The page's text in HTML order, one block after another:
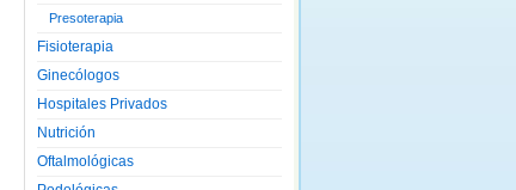
Presoterapia
Fisioterapia
Ginecólogos
Hospitales Privados
Nutrición
Oftalmológicas